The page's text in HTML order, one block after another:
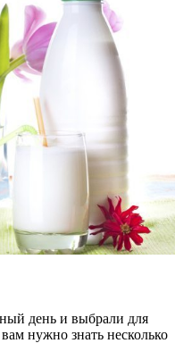
день и выбрали для
нужно знать несколько